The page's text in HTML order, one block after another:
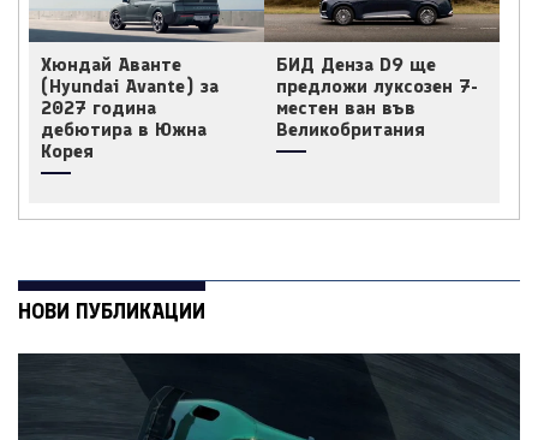
Хюндай Аванте
(Hyundai Avante) за
2027 година
дебютира в Южна
Корея
БИД Денза D9 ще
предложи луксозен 7-
местен ван във
Великобритания
НОВИ ПУБЛИКАЦИИ